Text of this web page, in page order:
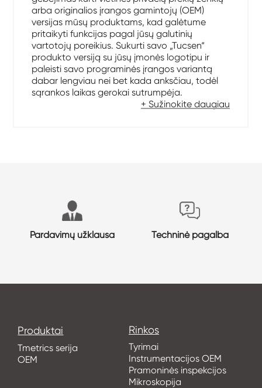
arba originalios įrangos gamintojų (OEM)
versijas mūsų produktams, kad galėtume
pritaikyti funkcijas pagal jūsų galutinių
vartotojų poreikius. Sukurti savo „Tucsen“
produkto versiją su jūsų įmonės logotipu ir
paleisti savo programinės įrangos variantą
dabar lengviau nei bet kada anksčiau, todėl
sąrankos laikas gerokai sutrumpėja.
+ Sužinokite daugiau
Pardavimų užklausa Techninė pagalba
Produktai
Tmetrics serija
OEM
Rinkos
Tyrimai
Instrumentacijos OEM
Pramoninės inspekcijos
Mikroskopija